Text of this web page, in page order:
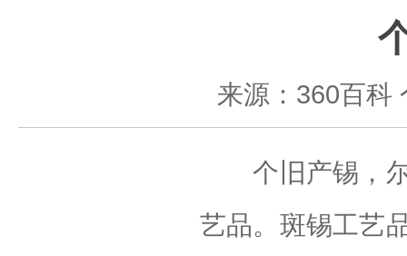
来源：360百科
个旧产锡，尔
艺品。斑锡工艺